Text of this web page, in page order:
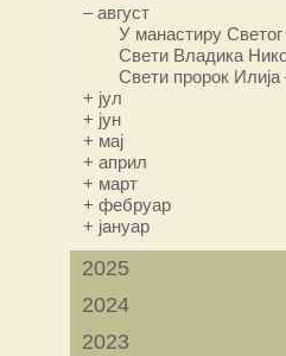
–август
У манастиру
Свети Владика
Свети пророк
+ јул
+ јун
+ мај
+ април
+ март
+ фебруар
+ јануар
2025
2024
2023